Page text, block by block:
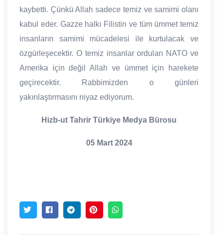
kaybetti. Çünkü Allah sadece temiz ve samimi olanı
kabul eder. Gazze halkı Filistin ve tüm ümmet temiz
insanların samimi mücadelesi ile kurtulacak ve
özgürleşecektir. O temiz insanlar orduları NATO ve
Amerika için değil Allah ve ümmet için harekete
geçirecektir. Rabbimizden o günleri
yakınlaştırmasını niyaz ediyorum.
Hizb-ut Tahrir Türkiye Medya Bürosu
05 Mart 2024